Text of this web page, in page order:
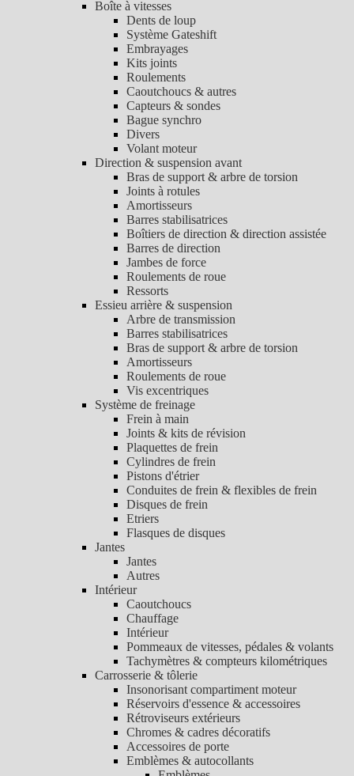
Boîte à vitesses
Dents de loup
Système Gateshift
Embrayages
Kits joints
Roulements
Caoutchoucs & autres
Capteurs & sondes
Bague synchro
Divers
Volant moteur
Direction & suspension avant
Bras de support & arbre de torsion
Joints à rotules
Amortisseurs
Barres stabilisatrices
Boîtiers de direction & direction assistée
Barres de direction
Jambes de force
Roulements de roue
Ressorts
Essieu arrière & suspension
Arbre de transmission
Barres stabilisatrices
Bras de support & arbre de torsion
Amortisseurs
Roulements de roue
Vis excentriques
Système de freinage
Frein à main
Joints & kits de révision
Plaquettes de frein
Cylindres de frein
Pistons d'étrier
Conduites de frein & flexibles de frein
Disques de frein
Etriers
Flasques de disques
Jantes
Jantes
Autres
Intérieur
Caoutchoucs
Chauffage
Intérieur
Pommeaux de vitesses, pédales & volants
Tachymètres & compteurs kilométriques
Carrosserie & tôlerie
Insonorisant compartiment moteur
Réservoirs d'essence & accessoires
Rétroviseurs extérieurs
Chromes & cadres décoratifs
Accessoires de porte
Emblèmes & autocollants